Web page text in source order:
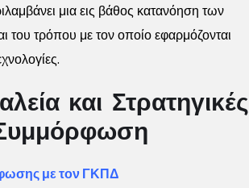
μια εις βάθος κατανόηση των
του τρόπου με τον οποίο εφαρμόζονται
και Στρατηγικές
με τον ΓΚΠΔ